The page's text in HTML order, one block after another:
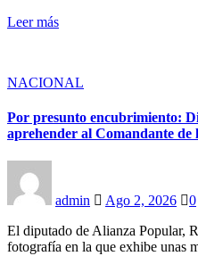
Leer más
NACIONAL
Por presunto encubrimiento:
aprehender al Comandante
admin Ago 2, 2026
0
El diputado de Alianza Popular,
fotografía en la que exhibe unas